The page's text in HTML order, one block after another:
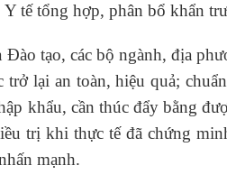
tế tổng hợp, phân bổ khẩn
tạo, các bộ ngành, địa
trở lại an toàn, hiệu quả;
khẩu, cần thúc đẩy bằng
trị khi thực tế đã chứng
mạnh.